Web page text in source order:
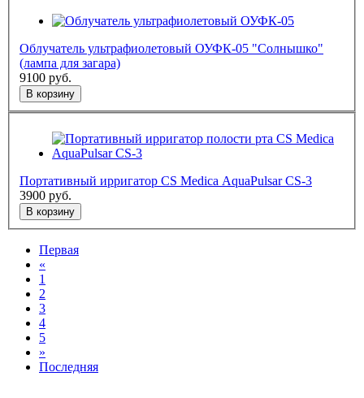
Облучатель ультрафиолетовый ОУФК-05 "Солнышко"
(лампа для загара)
9100 руб.
В корзину
Портативный ирригатор CS Medica AquaPulsar CS-3
3900 руб.
В корзину
Первая
«
1
2
3
4
5
»
Последняя